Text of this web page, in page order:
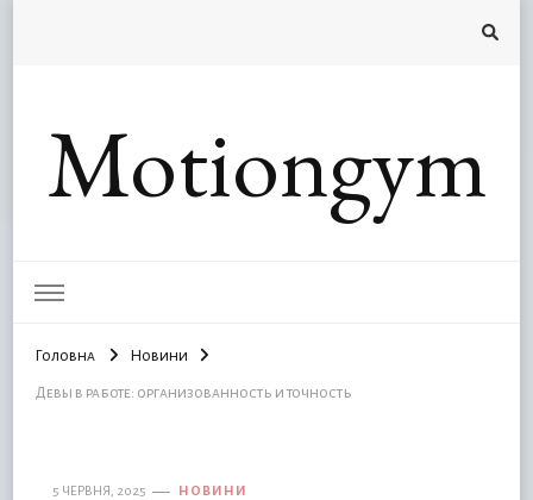
Motiongym
Головна Новини
Девы в работе: организованность и точность
5 ЧЕРВНЯ, 2025 НОВИНИ